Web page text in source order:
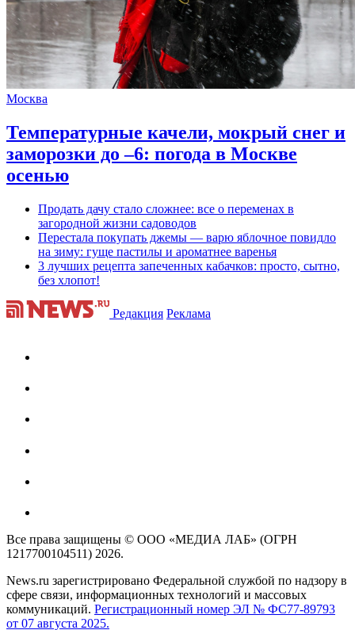
Москва
Температурные качели, мокрый снег и
заморозки до –6: погода в Москве
осенью
Продать дачу стало сложнее: все о переменах в
загородной жизни садоводов
Перестала покупать джемы — варю яблочное повидло
на зиму: гуще пастилы и ароматнее варенья
3 лучших рецепта запеченных кабачков: просто, сытно,
без хлопот!
Редакция Реклама
Все права защищены © ООО «МЕДИА ЛАБ» (ОГРН
1217700104511) 2026.
News.ru зарегистрировано Федеральной службой по надзору в
сфере связи, информационных технологий и массовых
коммуникаций. Регистрационный номер ЭЛ № ФС77-89793
от 07 августа 2025.